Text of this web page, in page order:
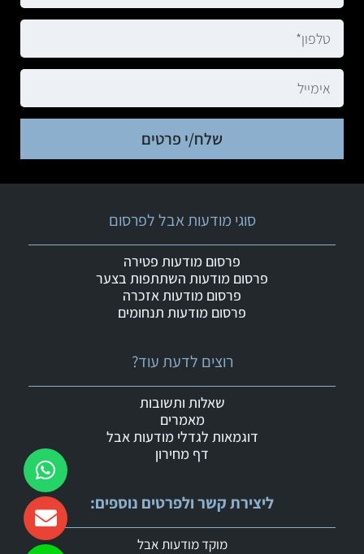
שלח/י פרטים
ליצירת קשר ולפרטים נוספים:
מוקד מודעות אבל
רוצים לדעת עוד?
שאלות ותשובות
מאמרים
דוגמאות לגדלי מודעות אבל
דף מחירון
סוגי מודעות אבל לפרסום
פרסום מודעות פטירה
פרסום מודעות השתתפות בצער
פרסום מודעות אזכרה
פרסום מודעות תנחומים